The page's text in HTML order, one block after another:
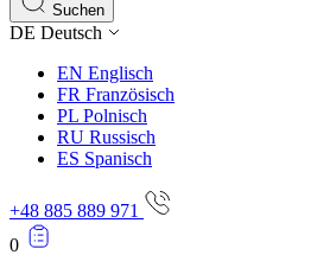
Suchen
DE Deutsch
EN Englisch
FR Französisch
PL Polnisch
RU Russisch
ES Spanisch
+48 885 889 971
0